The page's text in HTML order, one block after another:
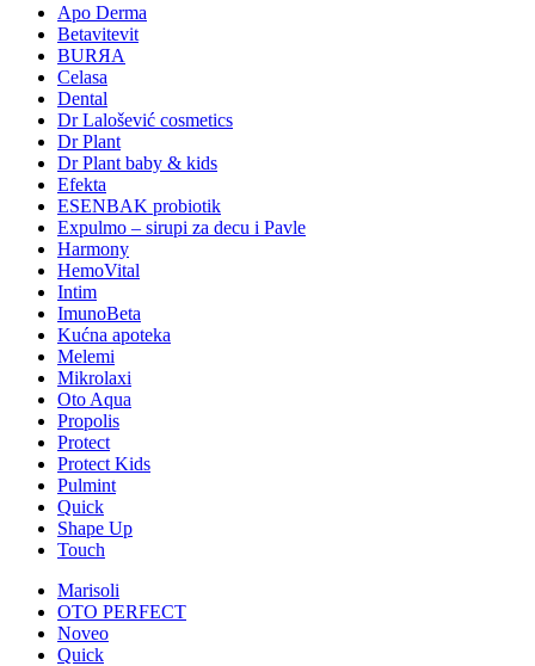
Apo Derma
Betavitevit
BURЯA
Celasa
Dental
Dr Lalošević cosmetics
Dr Plant
Dr Plant baby & kids
Efekta
ESENBAK probiotik
Expulmo – sirupi za decu i Pavle
Harmony
HemoVital
Intim
ImunoBeta
Kućna apoteka
Melemi
Mikrolaxi
Oto Aqua
Propolis
Protect
Protect Kids
Pulmint
Quick
Shape Up
Touch
Marisoli
OTO PERFECT
Noveo
Quick